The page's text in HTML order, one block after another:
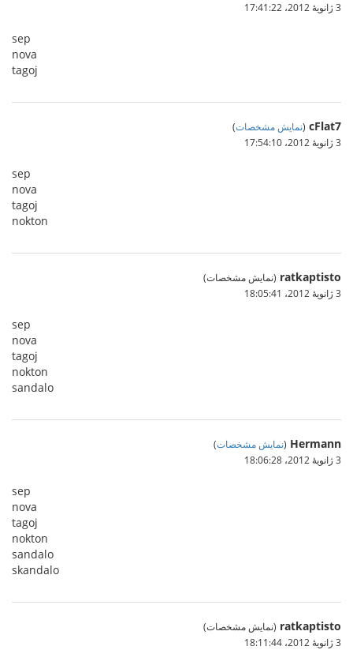
3 ژانویهٔ 2012،‏ 17:41:22
sep
nova
tagoj
cFlat7
(نمایش مشخصات)
3 ژانویهٔ 2012،‏ 17:54:10
sep
nova
tagoj
nokton
ratkaptisto (نمایش مشخصات)
3 ژانویهٔ 2012،‏ 18:05:41
sep
nova
tagoj
nokton
sandalo
Hermann
(نمایش مشخصات)
3 ژانویهٔ 2012،‏ 18:06:28
sep
nova
tagoj
nokton
sandalo
skandalo
ratkaptisto (نمایش مشخصات)
3 ژانویهٔ 2012،‏ 18:11:44